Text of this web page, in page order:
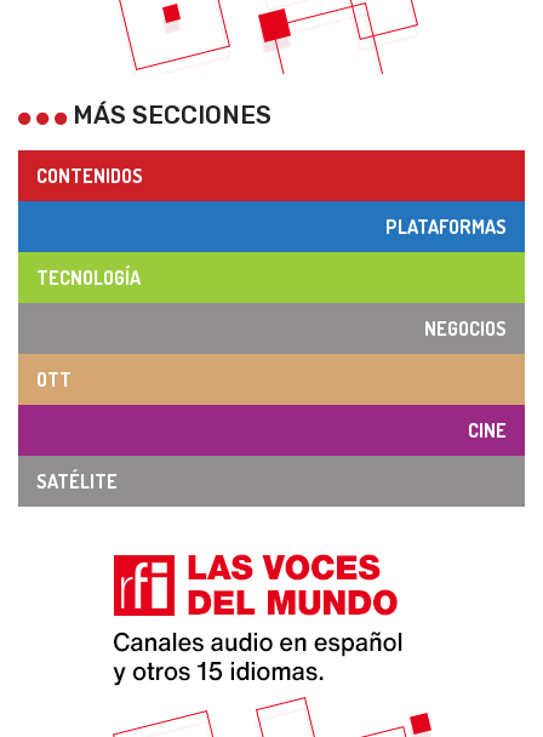
MÁS SECCIONES
CONTENIDOS
PLATAFORMAS
TECNOLOGÍA
NEGOCIOS
OTT
CINE
SATÉLITE